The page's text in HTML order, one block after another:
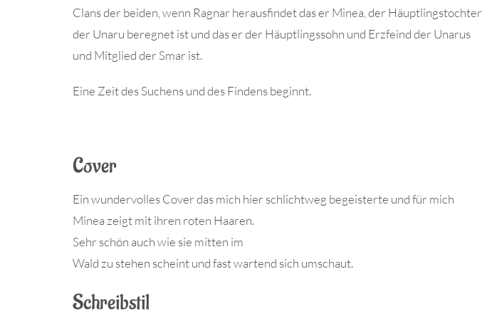
Clans der beiden, wenn Ragnar herausfindet das er Minea, der Häuptlingstochter
der Unaru beregnet ist und das er der Häuptlingssohn und Erzfeind der Unarus
und Mitglied der Smar ist.
Eine Zeit des Suchens und des Findens beginnt.
Cover
Ein wundervolles Cover das mich hier schlichtweg begeisterte und für mich
Minea zeigt mit ihren roten Haaren.
Sehr schön auch wie sie mitten im
Wald zu stehen scheint und fast wartend sich umschaut.
Schreibstil